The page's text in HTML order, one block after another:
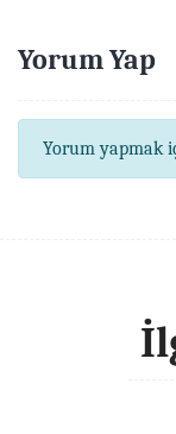
Yorum Yap
Yorum yapmak